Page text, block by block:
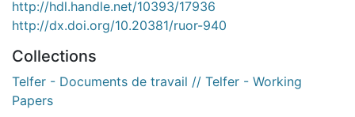
http://hdl.handle.net/10393/17936
http://dx.doi.org/10.20381/ruor-940
Collections
Telfer - Documents de travail // Telfer - Working
Papers